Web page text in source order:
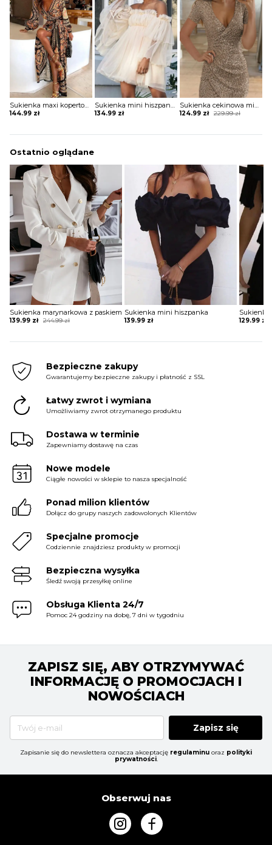
144.99 zł 134.99 zł 229.99zł
Original
124.99 zł
Current
Ostatnio oglądane
Sukienka marynarkowa z paskiem
244.99zł
Original
139.99 zł
Current
Sukienka mini hiszpanka
139.99 zł 129.99 zł
Bezpieczne zakupy
Gwarantujemy bezpieczne zakupy i płatność z SSL
Łatwy zwrot i wymiana
Umożliwiamy zwrot otrzymanego produktu
Dostawa w terminie
Zapewniamy dostawę na czas
Nowe modele
Ciągłe nowości w sklepie to nasza specjalność
Ponad milion klientów
Dołącz do grupy naszych zadowolonych Klientów
Specjalne promocje
Codziennie znajdziesz produkty w promocji
Bezpieczna wysyłka
Śledź swoją przesyłkę online
Obsługa Klienta 24/7
Pomoc 24 godziny na dobę, 7 dni w tygodniu
ZAPISZ SIĘ, ABY OTRZYMYWAĆ
INFORMACJĘ O PROMOCJACH I
NOWOŚCIACH
Zapisz się
Zapisanie się do newslettera oznacza akceptację regulaminu oraz polityki
prywatności.
Obserwuj nas